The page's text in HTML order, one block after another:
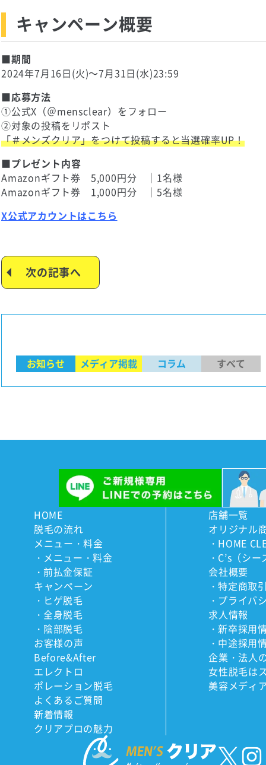
キャンペーン概要
■期間
2024年7月16日(火)～7月31日(水)23:59
■応募方法
①公式X（＠mensclear）をフォロー
②対象の投稿をリポスト
「＃メンズクリア」をつけて投稿すると当選確率UP！
■プレゼント内容
Amazonギフト券 5,000円分 ｜1名様
Amazonギフト券 1,000円分 ｜5名様
X公式アカウントはこちら
次の記事へ
お知らせ メディア掲載 コラム すべて
HOME
脱毛の流れ
メニュー・料金
メニュー・料金
前払金保証
キャンペーン
ヒゲ脱毛
全身脱毛
陰部脱毛
お客様の声
Before&After
エレクトロ
ポレーション脱毛
よくあるご質問
新着情報
クリアプロの魅力
店舗一覧
オリジナル
HOME
C’s（シー
会社概要
特定商取
プライバ
求人情報
新卒採用
中途採用
企業・法人
女性脱毛は
美容メディ